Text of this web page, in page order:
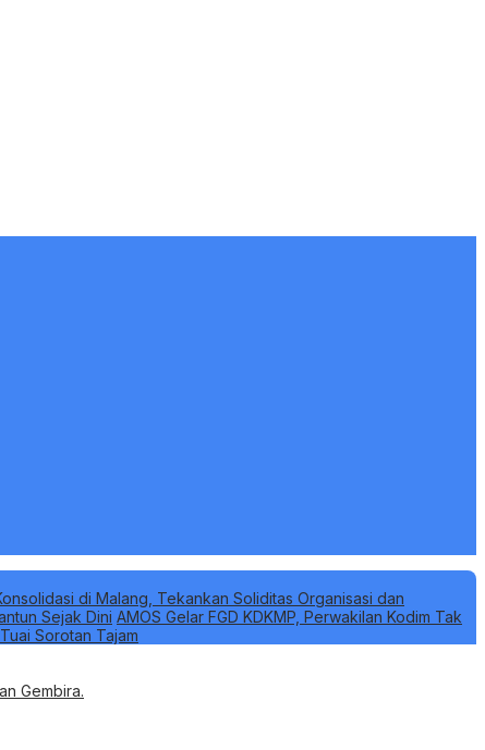
di Malang, Tekankan Soliditas Organisasi dan
Sejak Dini AMOS Gelar FGD KDKMP, Perwakilan Kodim Tak
Sorotan Tajam
Gembira.